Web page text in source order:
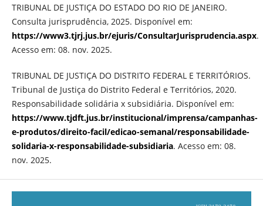
TRIBUNAL DE JUSTIÇA DO ESTADO DO RIO DE JANEIRO.
Consulta jurisprudência, 2025. Disponível em:
https://www3.tjrj.jus.br/ejuris/ConsultarJurisprudencia.aspx.
Acesso em: 08. nov. 2025.
TRIBUNAL DE JUSTIÇA DO DISTRITO FEDERAL E TERRITÓRIOS.
Tribunal de Justiça do Distrito Federal e Territórios, 2020.
Responsabilidade solidária x subsidiária. Disponível em:
https://www.tjdft.jus.br/institucional/imprensa/campanhas-
e-produtos/direito-facil/edicao-semanal/responsabilidade-
solidaria-x-responsabilidade-subsidiaria. Acesso em: 08.
nov. 2025.